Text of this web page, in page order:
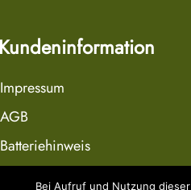
Impressum
AGB
Batteriehinweis
Bei Aufruf und Nutzung